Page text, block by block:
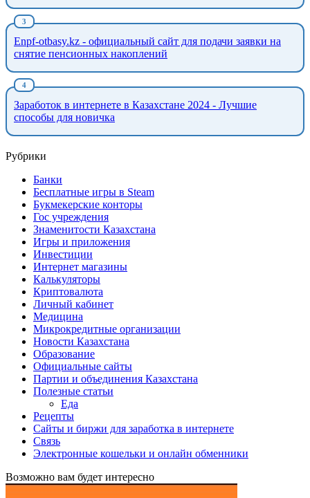
Enpf-otbasy.kz - официальный сайт для подачи заявки на
снятие пенсионных накоплений
Заработок в интернете в Казахстане 2024 - Лучшие
способы для новичка
Рубрики
Банки
Бесплатные игры в Steam
Букмекерские конторы
Гос учреждения
Знаменитости Казахстана
Игры и приложения
Инвестиции
Интернет магазины
Калькуляторы
Криптовалюта
Личный кабинет
Медицина
Микрокредитные организации
Новости Казахстана
Образование
Официальные сайты
Партии и объединения Казахстана
Полезные статьи
Еда
Рецепты
Сайты и биржи для заработка в интернете
Связь
Электронные кошельки и онлайн обменники
Возможно вам будет интересно